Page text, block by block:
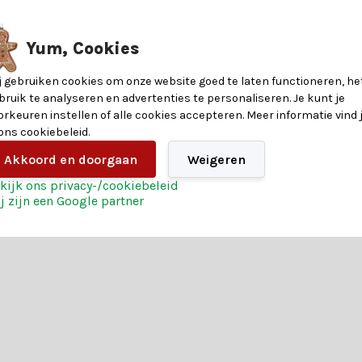
over de materialen en eigenschappen van dit product. Heb je
heeft. Of je nu op zoek bent naar betoverende verlichting,
Heb je hulp nodig? Onze klantenservice biedt persoonlijk
van de extra voordelen:
8719202259490
Yum, Cookies
gebruiken cookies om onze website goed te laten functioneren,
te analyseren en advertenties te personaliseren. Je kunt je
instellen of alle cookies accepteren. Meer informatie vind
cookiebeleid.
Akkoord en doorgaan
Weigeren
ons privacy-/cookiebeleid
zijn een Google partner